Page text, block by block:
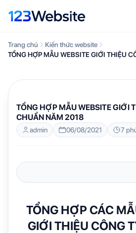
Trang chủ
Kiến thức website
TỔNG HỢP MẪU WEBSITE GIỚI THIỆU
TỔNG HỢP MẪU WEBSITE GIỚI
CHUẨN NĂM 2018
admin 06/08/2021 7
TỔNG HỢP CÁC
GIỚI THIỆU CÔNG